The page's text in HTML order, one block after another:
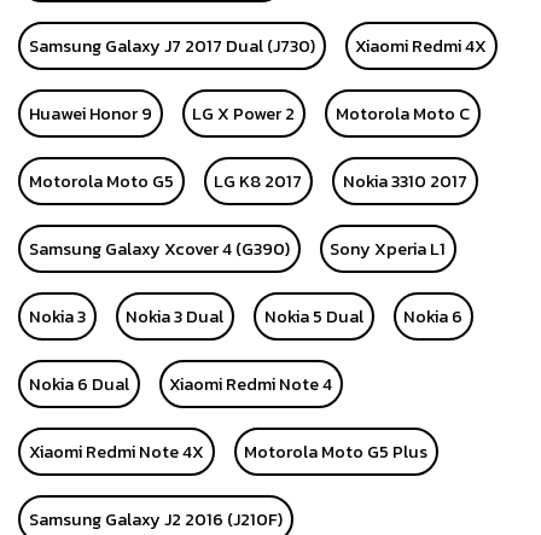
Samsung Galaxy J7 2017 Dual (J730) Xiaomi Redmi 4X
Huawei Honor 9 LG X Power 2 Motorola Moto C
Motorola Moto G5 LG K8 2017 Nokia 3310 2017
Samsung Galaxy Xcover 4 (G390) Sony Xperia L1
Nokia 3 Nokia 3 Dual Nokia 5 Dual Nokia 6
Nokia 6 Dual Xiaomi Redmi Note 4
Xiaomi Redmi Note 4X Motorola Moto G5 Plus
Samsung Galaxy J2 2016 (J210F)